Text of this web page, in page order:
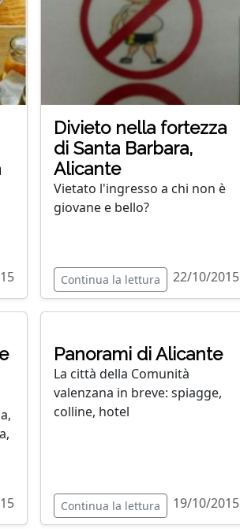
Divieto nella fortezza
di Santa Barbara,
Alicante
Vietato l'ingresso a chi non è
giovane e bello?
Continua la lettura 22/10/2015
Panorami di Alicante
La città della Comunità
valenzana in breve: spiagge,
colline, hotel
Continua la lettura 19/10/2015